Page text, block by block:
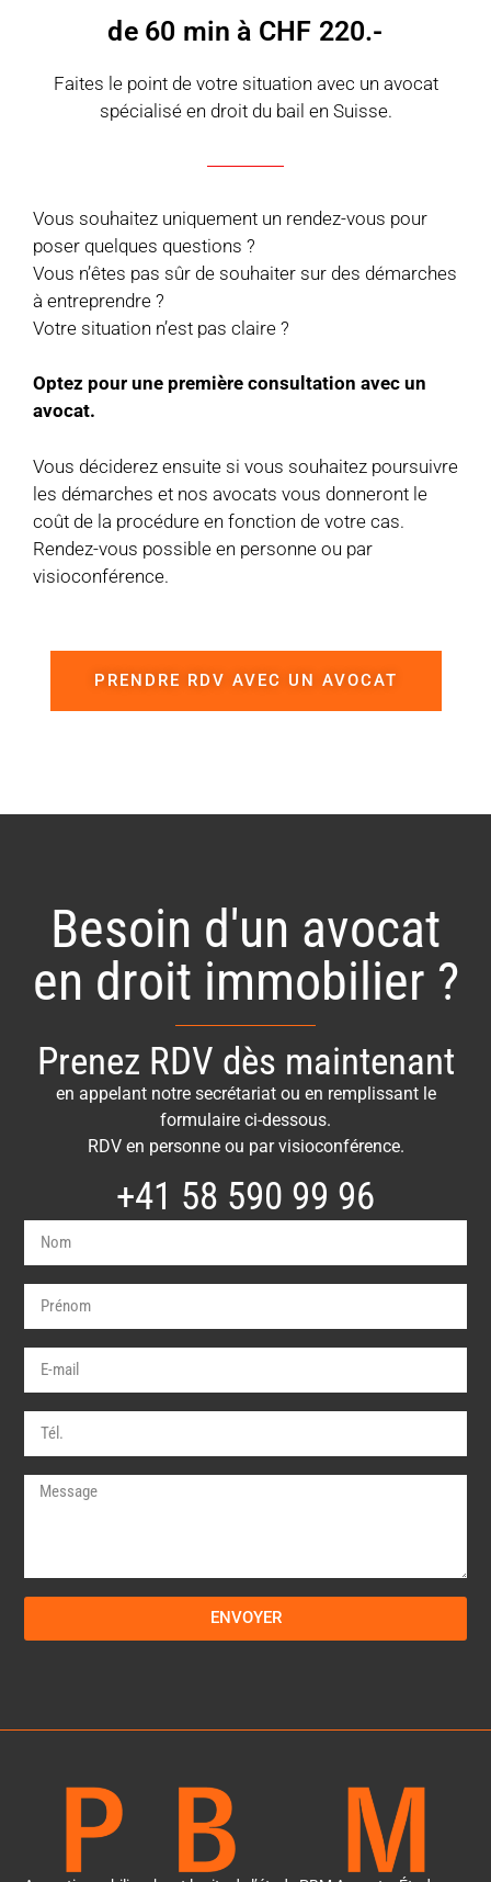
de 60 min à CHF 220.-
Faites le point de votre situation avec un avocat
spécialisé en droit du bail en Suisse.
Vous souhaitez uniquement un rendez-vous pour
poser quelques questions ?
Vous n’êtes pas sûr de souhaiter sur des démarches
à entreprendre ?
Votre situation n’est pas claire ?
Optez pour une première consultation avec un
avocat.
Vous déciderez ensuite si vous souhaitez poursuivre
les démarches et nos avocats vous donneront le
coût de la procédure en fonction de votre cas.
Rendez-vous possible en personne ou par
visioconférence.
PRENDRE RDV AVEC UN AVOCAT
Besoin d'un avocat
en droit immobilier ?
Prenez RDV dès maintenant
en appelant notre secrétariat ou en remplissant le
formulaire ci-dessous.
RDV en personne ou par visioconférence.
+41 58 590 99 96
ENVOYER